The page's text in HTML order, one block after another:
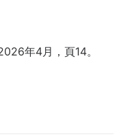
年4月，頁14。